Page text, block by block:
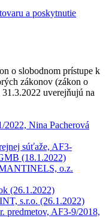
a poskytnutie
o slobodnom prístupe k
zákonov (zákon o
uverejňujú na
Nina Pacherová
súťaže, AF3-
(18.1.2022)
o.z.
(26.1.2022)
s.r.o. (26.1.2022)
predmetov, AF3-9/2018,